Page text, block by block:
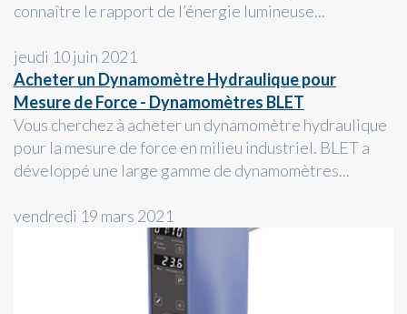
connaître le rapport de l’énergie lumineuse...
jeudi 10 juin 2021
Acheter un Dynamomètre Hydraulique pour
Mesure de Force - Dynamomètres BLET
Vous cherchez à acheter un dynamomètre hydraulique
pour la mesure de force en milieu industriel. BLET a
développé une large gamme de dynamomètres...
vendredi 19 mars 2021